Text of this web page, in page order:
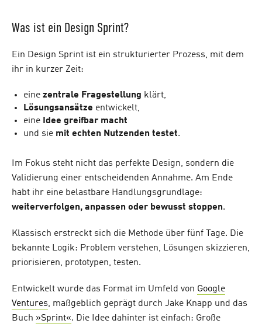
Was ist ein Design Sprint?
Ein Design Sprint ist ein strukturierter Prozess, mit dem
ihr in kurzer Zeit:
eine zentrale Fragestellung klärt,
Lösungsansätze entwickelt,
eine Idee greifbar macht
und sie mit echten Nutzenden testet.
Im Fokus steht nicht das perfekte Design, sondern die
Validierung einer entscheidenden Annahme. Am Ende
habt ihr eine belastbare Handlungsgrundlage:
weiterverfolgen, anpassen oder bewusst stoppen.
Klassisch erstreckt sich die Methode über fünf Tage. Die
bekannte Logik: Problem verstehen, Lösungen skizzieren,
priorisieren, prototypen, testen.
Entwickelt wurde das Format im Umfeld von Google
Ventures, maßgeblich geprägt durch Jake Knapp und das
Buch »Sprint«. Die Idee dahinter ist einfach: Große